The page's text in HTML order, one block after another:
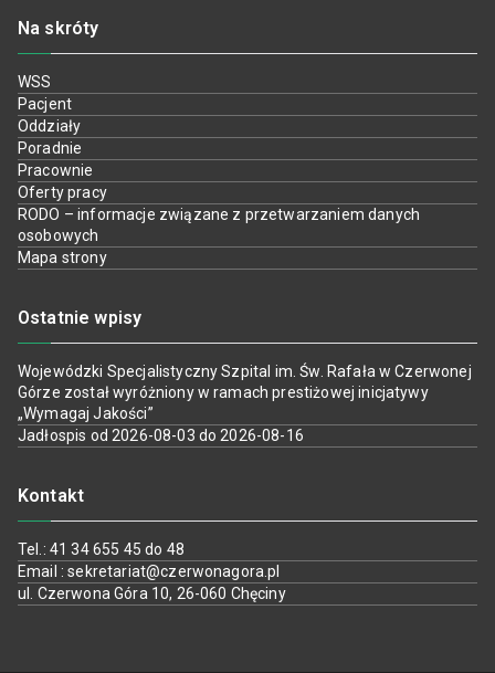
Na skróty
WSS
Pacjent
Oddziały
Poradnie
Pracownie
Oferty pracy
RODO – informacje związane z przetwarzaniem danych
osobowych
Mapa strony
Ostatnie wpisy
Wojewódzki Specjalistyczny Szpital im. Św. Rafała w Czerwonej
Górze został wyróżniony w ramach prestiżowej inicjatywy
„Wymagaj Jakości”
Jadłospis od 2026-08-03 do 2026-08-16
Kontakt
Tel.: 41 34 655 45 do 48
Email : sekretariat@czerwonagora.pl
ul. Czerwona Góra 10, 26-060 Chęciny